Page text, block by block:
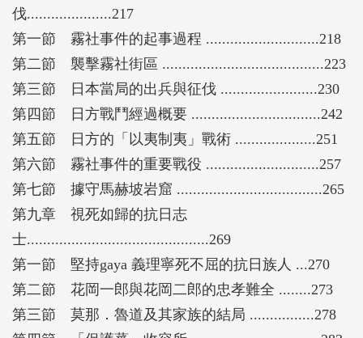
伐.....................217
第一節 霧社事件的起事過程 ............................218
第二節 襲擊霧社街區 ........................................223
第三節 日本當局的出兵與征伐 ........................230
第四節 日方戰鬥經過概要 ................................242
第五節 日方的「以夷制夷」戰術 ....................251
第六節 霧社事件的重要戰役 ............................257
第七節 據守馬赫坡岩窟 ....................................265
第九章 視死如歸的抗日志
士.............................................269
第一節 堅持gaya 義理寧死不屈的抗日族人 ...270
第二節 花岡一郎與花岡二郎的忠孝難全 ........273
第三節 莫那．魯道及其家族的結局 ................278